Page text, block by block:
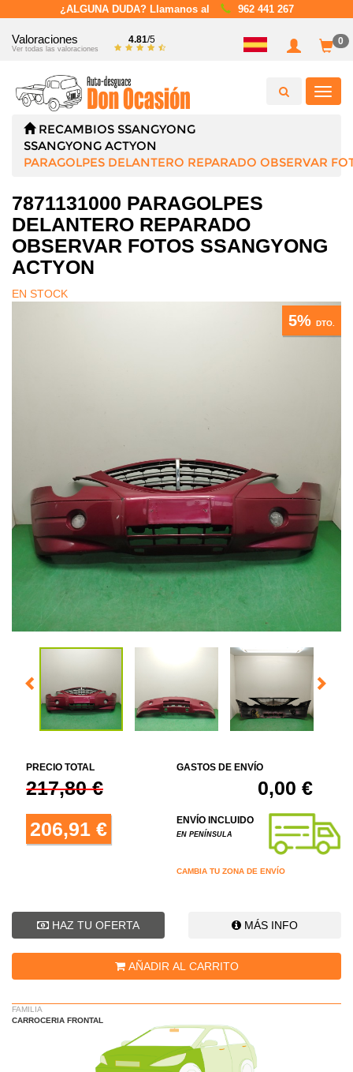
¿ALGUNA DUDA? Llamanos al 962 441 267
Valoraciones
Ver todas las valoraciones
4.81/5 0
RECAMBIOS SSANGYONG
SSANGYONG ACTYON
PARAGOLPES DELANTERO REPARADO OBSERVAR
7871131000 PARAGOLPES
DELANTERO REPARADO
OBSERVAR FOTOS SSANGYONG
ACTYON
EN STOCK
5% DTO.
PRECIO TOTAL
217,80 €
206,91 €
GASTOS DE ENVÍO
0,00 €
ENVÍO INCLUIDO
EN PENÍNSULA
CAMBIA TU ZONA DE ENVÍO
HAZ TU OFERTA MÁS INFO
AÑADIR AL CARRITO
FAMILIA
CARROCERIA FRONTAL